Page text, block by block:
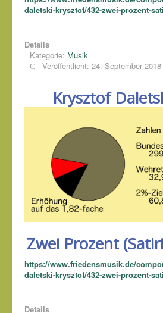
daletski-krysztof/432-zwei-prozent-
Details
Kategorie: Musik
Veröffentlicht: 24. September 2018
Krysztof
Zwei Prozent
https://www.friedensmusik.de/
daletski-krysztof/432-zwei-prozent-
Details